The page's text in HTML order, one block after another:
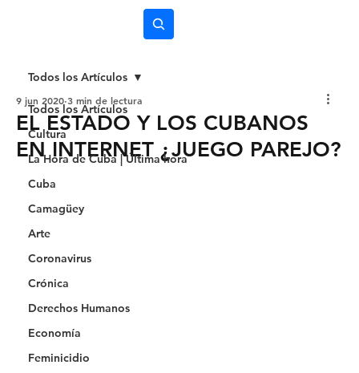
Todos los Artículos
Cultura
La Hora de Cuba | Última hora
Cuba
Camagüey
Arte
Coronavirus
Crónica
Derechos Humanos
Economía
Feminicidio
Todos los Artículos
EL ESTADO Y LOS CUBANOS
EN INTERNET ¿JUEGO PAREJO?
9 jun 2020 3 min de lectura